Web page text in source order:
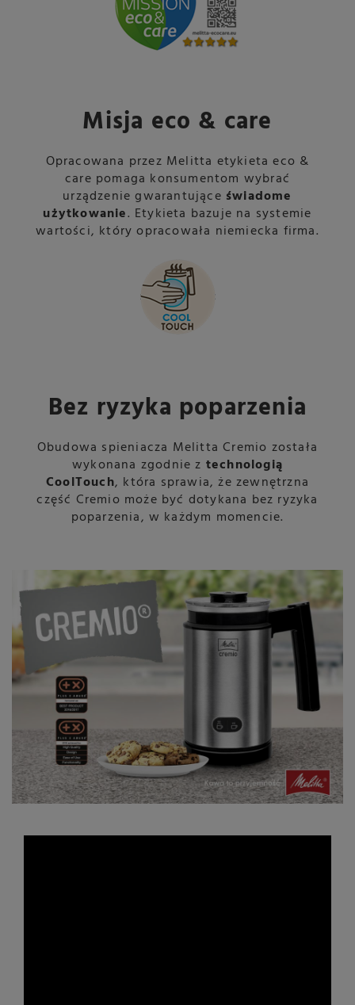
Misja eco & care
Opracowana przez Melitta etykieta eco &
care pomaga konsumentom wybrać
urządzenie gwarantujące świadome
użytkowanie. Etykieta bazuje na systemie
wartości, który opracowała niemiecka firma.
Bez ryzyka poparzenia
Obudowa spieniacza Melitta Cremio została
wykonana zgodnie z technologią
CoolTouch, która sprawia, że zewnętrzna
część Cremio może być dotykana bez ryzyka
poparzenia, w każdym momencie.